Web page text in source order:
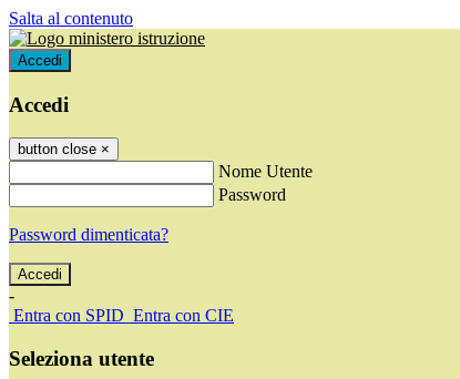
Salta al contenuto
Accedi
Accedi
button close ×
Nome Utente
Password
Password dimenticata?
-
Entra con SPID Entra con CIE
Seleziona utente